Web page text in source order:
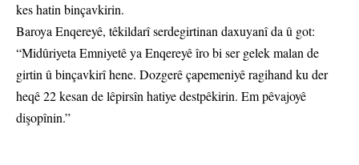
kes hatin binçavkirin.
Baroya Enqereyê, têkildarî serdegirtinan daxuyanî da û got:
“Midûriyeta Emniyetê ya Enqereyê îro bi ser gelek malan de
girtin û binçavkirî hene. Dozgerê çapemeniyê ragihand ku der
heqê 22 kesan de lêpirsîn hatiye destpêkirin. Em pêvajoyê
dişopînin.”